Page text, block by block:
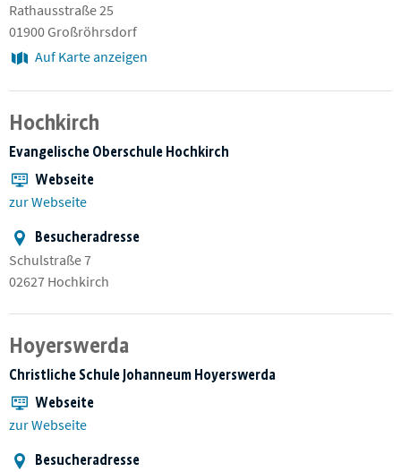
Rathausstraße 25
01900 Großröhrsdorf
Auf Karte anzeigen
Hochkirch
Evangelische Oberschule Hochkirch
Webseite
zur Webseite
Besucheradresse
Schulstraße 7
02627 Hochkirch
Hoyerswerda
Christliche Schule Johanneum Hoyerswerda
Webseite
zur Webseite
Besucheradresse